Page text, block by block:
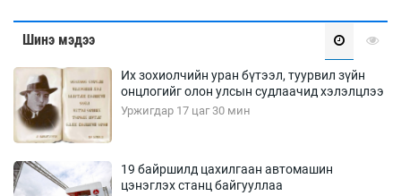
Шинэ мэдээ
Их зохиолчийн уран бүтээл, туурвил зүйн
онцлогийг олон улсын судлаачид хэлэлцлээ
Уржигдар 17 цаг 30 мин
19 байршилд цахилгаан автомашин
цэнэглэх станц байгууллаа